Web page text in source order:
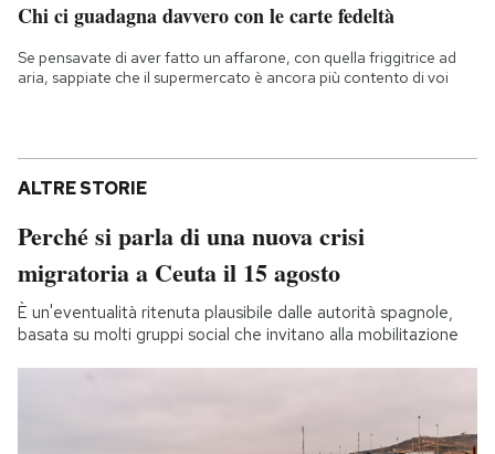
Chi ci guadagna davvero con le carte fedeltà
Se pensavate di aver fatto un affarone, con quella friggitrice ad
aria, sappiate che il supermercato è ancora più contento di voi
ALTRE STORIE
Perché si parla di una nuova crisi
migratoria a Ceuta il 15 agosto
È un'eventualità ritenuta plausibile dalle autorità spagnole,
basata su molti gruppi social che invitano alla mobilitazione